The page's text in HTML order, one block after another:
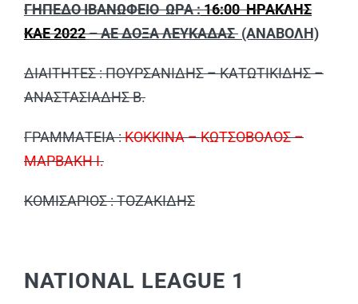
ΓΗΠΕΔΟ ΙΒΑΝΩΦΕΙΟ ΩΡΑ :16:00 ΗΡΑΚΛΗΣ
ΚΑΕ 2022– ΑΕ ΔΟΞΑ ΛΕΥΚΑΔΑΣ (ΑΝΑΒΟΛΗ)
ΔΙΑΙΤΗΤΕΣ : ΠΟΥΡΣΑΝΙΔΗΣ – ΚΑΤΩΤΙΚΙΔΗΣ –
ΑΝΑΣΤΑΣΙΑΔΗΣ Β.
ΓΡΑΜΜΑΤΕΙΑ :ΚΟΚΚΙΝΑ – ΚΩΤΣΟΒΟΛΟΣ –
ΜΑΡΒΑΚΗ Ι.
ΚΟΜΙΣΑΡΙΟΣ : ΤΟΖΑΚΙΔΗΣ
NATIONAL LEAGUE 1